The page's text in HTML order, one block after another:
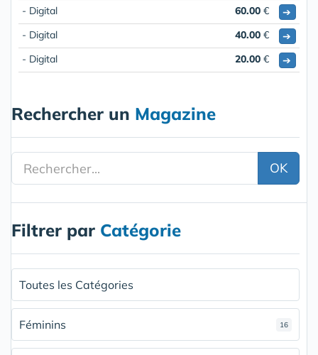
- Digital 60.00 €
➔
- Digital
40.00 €
➔
- Digital
20.00 € ➔
Rechercher un Magazine
OK
Filtrer par Catégorie
Toutes les Catégories
Féminins 16